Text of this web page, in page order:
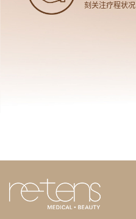
刻关注疗程状况